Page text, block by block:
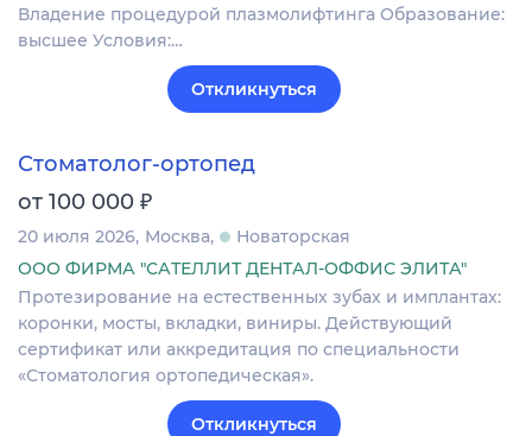
Владение процедурой плазмолифтинга Образование:
высшее Условия:…
Откликнуться
Стоматолог-ортопед
от 100 000 ₽
20 июля 2026 Москва
Новаторская
ООО ФИРМА "САТЕЛЛИТ ДЕНТАЛ-ОФФИС ЭЛИТА"
Протезирование на естественных зубах и имплантах:
коронки, мосты, вкладки, виниры. Действующий
сертификат или аккредитация по специальности
«Стоматология ортопедическая».
Откликнуться